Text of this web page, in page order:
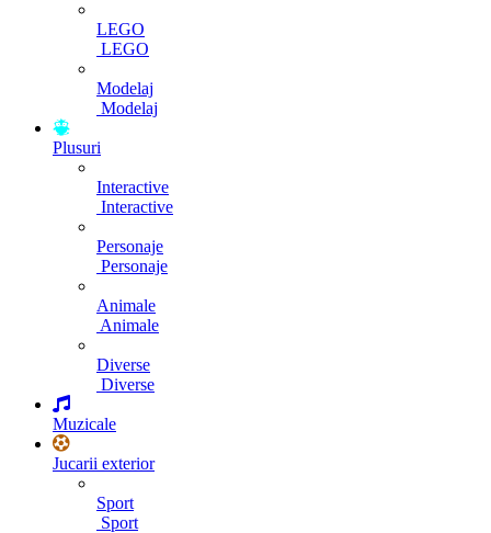
LEGO
LEGO
Modelaj
Modelaj
Plusuri
Interactive
Interactive
Personaje
Personaje
Animale
Animale
Diverse
Diverse
Muzicale
Jucarii exterior
Sport
Sport